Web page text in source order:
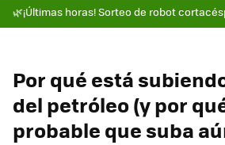
🌿¡Últimas horas! Sorteo de robot
Por qué está
del petróleo (y por
probable que suba